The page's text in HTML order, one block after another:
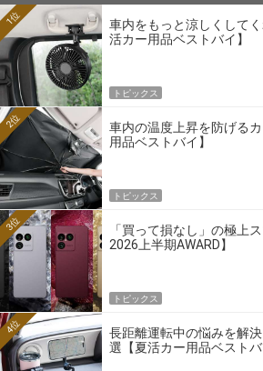
車内をもっと涼しくして
活カー用品ベストバイ】
1位
トピックス
車内の温度上昇を防げる
用品ベストバイ】
2位
トピックス
「買って損なし」の極上
2026上半期AWARD】
3位
トピックス
長距離運転中の悩みを解
選【夏活カー用品ベストバ
4位